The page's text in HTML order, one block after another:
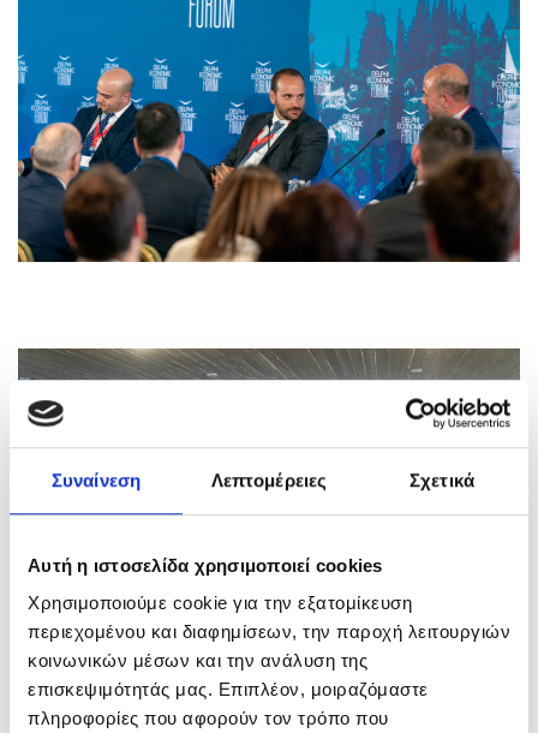
Συναίνεση Λεπτομέρειες Σχετικά
Αυτή η ιστοσελίδα χρησιμοποιεί cookies
Χρησιμοποιούμε cookie για την εξατομίκευση
περιεχομένου και διαφημίσεων, την παροχή λειτουργιών
κοινωνικών μέσων και την ανάλυση της
επισκεψιμότητάς μας. Επιπλέον, μοιραζόμαστε
πληροφορίες που αφορούν τον τρόπο που